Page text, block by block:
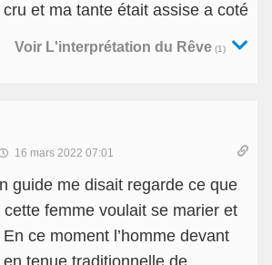
et ma tante était assise a coté
Voir L'interprétation du Rêve (1)
16 mars 2022 07:01
guide me disait regarde ce que
femme voulait se marier et
ce moment l’homme devant